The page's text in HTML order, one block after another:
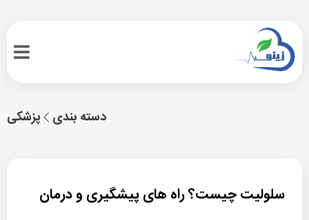
پزشکی دسته بندی
سلولیت چیست؟ راه های پیشگیری و درمان